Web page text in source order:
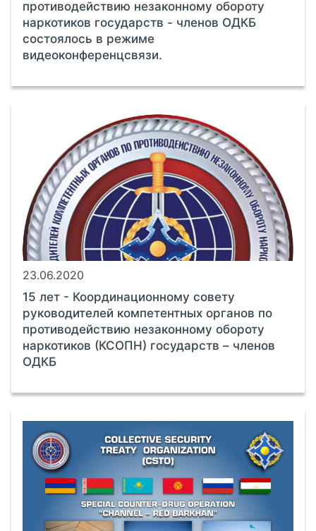
противодействию незаконному обороту
наркотиков государств - членов ОДКБ
состоялось в режиме
видеоконференцсвязи.
23.06.2020
15 лет - Координационному совету
руководителей компетентных органов по
противодействию незаконному обороту
наркотиков (КСОПН) государств – членов
ОДКБ